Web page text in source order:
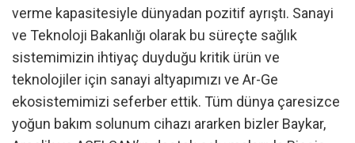
verme kapasitesiyle dünyadan pozitif ayrıştı. Sanayi
ve Teknoloji Bakanlığı olarak bu süreçte sağlık
sistemimizin ihtiyaç duyduğu kritik ürün ve
teknolojiler için sanayi altyapımızı ve Ar-Ge
ekosistemimizi seferber ettik. Tüm dünya çaresizce
yoğun bakım solunum cihazı ararken bizler Baykar,